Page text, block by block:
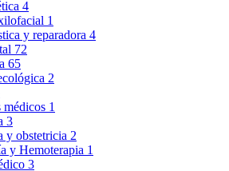
4
1
y reparadora 4
72
65
2
médicos 1
3
y obstetricia 2
y Hemoterapia 1
3